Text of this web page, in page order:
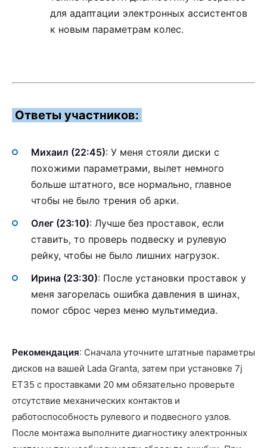
для адаптации электронных ассистентов
к новым параметрам колес.
Ответы участников:
Михаил (22:45): У меня стояли диски с
похожими параметрами, вылет немного
больше штатного, все нормально, главное
чтобы не было трения об арки.
Олег (23:10): Лучше без проставок, если
ставить, то проверь подвеску и рулевую
рейку, чтобы не было лишних нагрузок.
Ирина (23:30): После установки проставок у
меня загорелась ошибка давления в шинах,
помог сброс через меню мультимедиа.
Рекомендация: Сначала уточните штатные параметры
дисков на вашей Lada Granta, затем при установке 7j
ET35 с проставками 20 мм обязательно проверьте
отсутствие механических контактов и
работоспособность рулевого и подвесного узлов.
После монтажа выполните диагностику электронных